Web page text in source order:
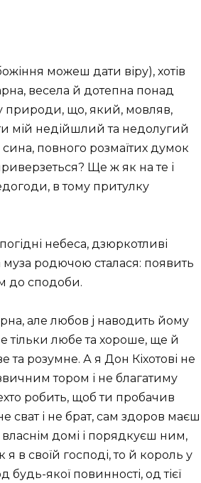
можеш дати віру), хотів
весела й дотепна понад
природи, що, який, мовляв,
мій недійшлий та недолугий
повного розмаїтих думок
Ще ж як на те і
в тому притулку
небеса, дзюркотливі
родючою сталася: появить
до сподоби.
але любов j наводить йому
тільки любе та хороше, ще й
та розумне. А я Дон Кіхотові не
тором і не благатиму
робить, щоб ти пробачив
сват і не брат, сам здоров маєш
домі і порядкуєш ним,
в своїй господі, то й король у
якої повинності, од тієї